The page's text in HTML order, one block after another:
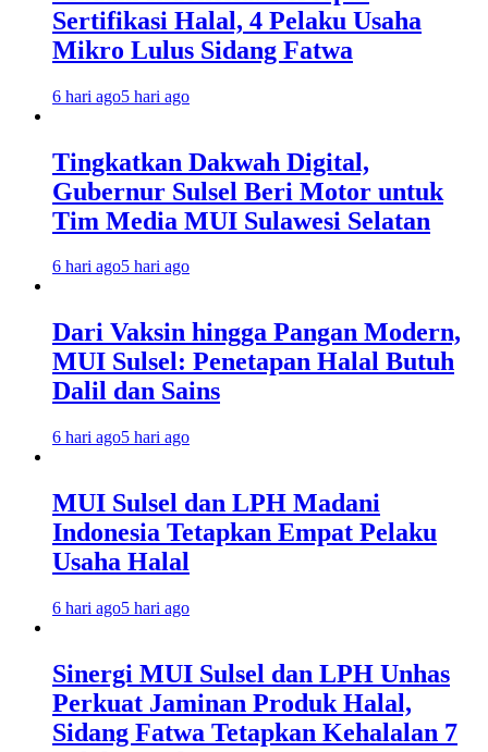
Sertifikasi Halal, 4 Pelaku Usaha
Mikro Lulus Sidang Fatwa
6 hari ago5 hari ago
Tingkatkan Dakwah Digital,
Gubernur Sulsel Beri Motor untuk
Tim Media MUI Sulawesi Selatan
6 hari ago5 hari ago
Dari Vaksin hingga Pangan Modern,
MUI Sulsel: Penetapan Halal Butuh
Dalil dan Sains
6 hari ago5 hari ago
MUI Sulsel dan LPH Madani
Indonesia Tetapkan Empat Pelaku
Usaha Halal
6 hari ago5 hari ago
Sinergi MUI Sulsel dan LPH Unhas
Perkuat Jaminan Produk Halal,
Sidang Fatwa Tetapkan Kehalalan 7